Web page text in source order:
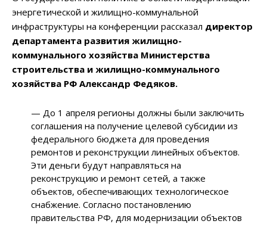
энергетической и жилищно-коммунальной
инфраструктуры на конференции рассказал директор
департамента развития жилищно-
коммунального хозяйства Министерства
строительства и жилищно-коммунального
хозяйства РФ Александр Федяков.
— До 1 апреля регионы должны были заключить
соглашения на получение целевой субсидии из
федерального бюджета для проведения
ремонтов и реконструкции линейных объектов.
Эти деньги будут направляться на
реконструкцию и ремонт сетей, а также
объектов, обеспечивающих технологическое
снабжение. Согласно постановлению
правительства РФ, для модернизации объектов